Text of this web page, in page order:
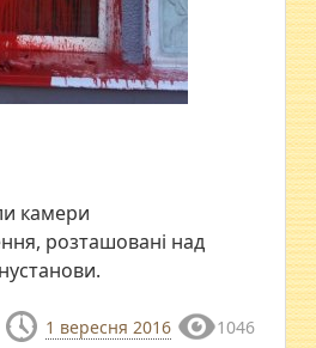
камери
розташовані над
1 вересня 2016 1046